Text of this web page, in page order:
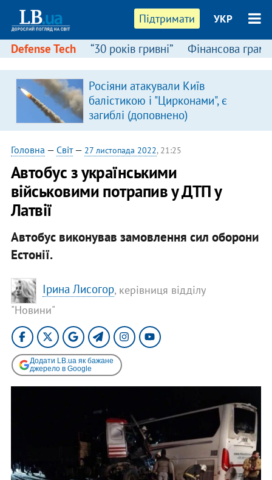
Підтримати УКР
Defense Tech “30 років гривні” Фінансова
Росіяни атакували Київ
балістикою і "Цирконами", є
загиблі (доповнено)
Головна — Світ— 27 листопада 2022, 21:25
Автобус з українськими
військовими потрапив у ДТП у
Латвії
Автобус виконував замовлення сил оборони
Естонії.
Ірина Лисогор, керівниця відділу
"Новини"
Додати LB.ua як бажане
джерело в Google